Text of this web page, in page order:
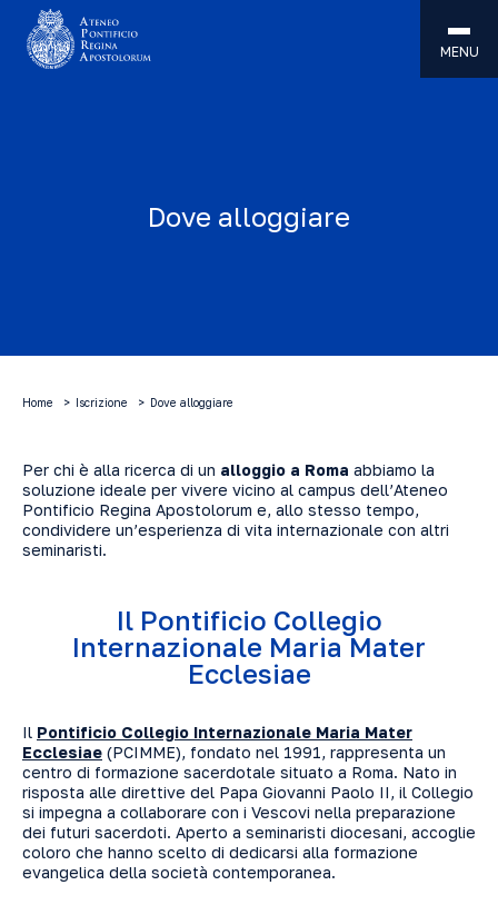
MENU
Dove alloggiare
Home Iscrizione Dove alloggiare
Per chi è alla ricerca di un alloggio a Roma abbiamo la
soluzione ideale per vivere vicino al campus dell’Ateneo
Pontificio Regina Apostolorum e, allo stesso tempo,
condividere un’esperienza di vita internazionale con altri
seminaristi.
Il Pontificio Collegio
Internazionale Maria Mater
Ecclesiae
Il Pontificio Collegio Internazionale Maria Mater
Ecclesiae (PCIMME), fondato nel 1991, rappresenta un
centro di formazione sacerdotale situato a Roma. Nato in
risposta alle direttive del Papa Giovanni Paolo II, il Collegio
si impegna a collaborare con i Vescovi nella preparazione
dei futuri sacerdoti. Aperto a seminaristi diocesani, accoglie
coloro che hanno scelto di dedicarsi alla formazione
evangelica della società contemporanea.